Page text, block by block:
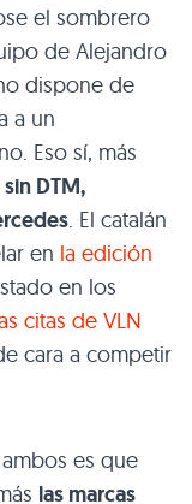
el sombrero
de Alejandro
dispone de
a un
Eso sí, más
DTM,
. El catalán
en la edición
en los
citas de VLN
cara a competir
es que
las marcas